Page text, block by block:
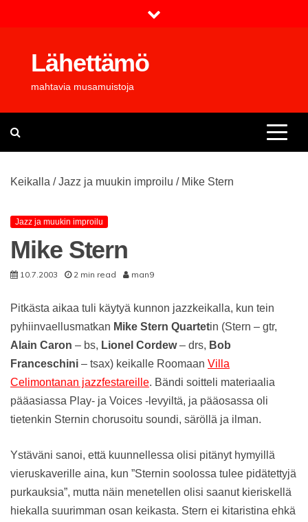
Lähettämö
mahtavia musamuistoja
Keikalla /Jazz ja muukin improilu / Mike Stern
Jazz ja muukin improilu
Mike Stern
10.7.2003 2 min read man9
Pitkästa aikaa tuli käytyä kunnon jazzkeikalla, kun tein
pyhiinvaellusmatkan Mike Stern Quartetin (Stern – gtr,
Alain Caron – bs, Lionel Cordew– drs, Bob
Franceschini – tsax) keikalle Roomaan Villa
Celimontanan jazzfestareille. Bändi soitteli materiaalia
pääasiassa Play- ja Voices -levyiltä, ja pääosassa oli
tietenkin Sternin chorusoitu soundi, säröllä ja ilman.
Ystäväni sanoi, että kuunnellessa olisi pitänyt hymyillä
vieruskaverille aina, kun ”Sternin soolossa tulee pidätettyjä
purkauksia”, mutta näin menetellen olisi saanut kieriskellä
hiekalla suurimman osan keikasta. Stern ei kitaristina ehkä